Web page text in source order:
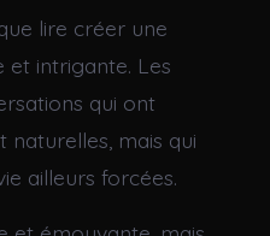
lire créer une
et intrigante. Les
qui ont
mais qui
ailleurs forcées.